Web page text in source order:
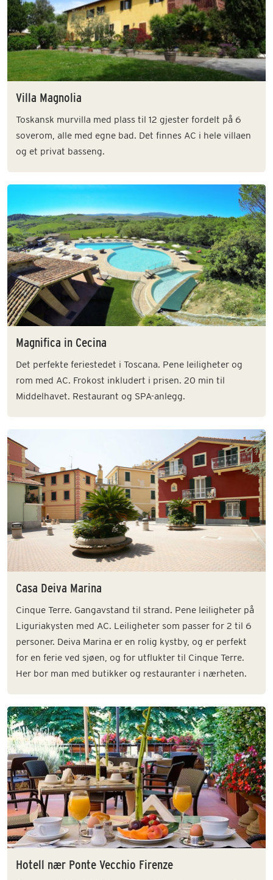
Villa Magnolia
Toskansk murvilla med plass til 12 gjester fordelt på 6
soverom, alle med egne bad. Det finnes AC i hele villaen
og et privat basseng.
Magnifica in Cecina
Det perfekte feriestedet i Toscana. Pene leiligheter og
rom med AC. Frokost inkludert i prisen. 20 min til
Middelhavet. Restaurant og SPA-anlegg.
Casa Deiva Marina
Cinque Terre. Gangavstand til strand. Pene leiligheter på
Liguriakysten med AC. Leiligheter som passer for 2 til 6
personer. Deiva Marina er en rolig kystby, og er perfekt
for en ferie ved sjøen, og for utflukter til Cinque Terre.
Her bor man med butikker og restauranter i nærheten.
Hotell nær Ponte Vecchio Firenze